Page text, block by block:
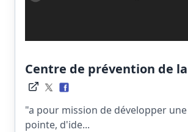
Centre de prévention de
"a pour mission de développer
pointe, d'ide...